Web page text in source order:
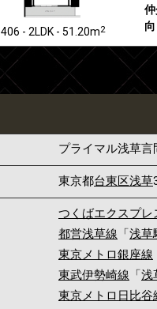
406 - 2LDK - 51.20m2
プライマル浅草言
東京都台東区浅草
つくばエクスプレ
都営浅草線 「浅草
東京メトロ銀座線
東武伊勢崎線 「浅
東京メトロ日比谷